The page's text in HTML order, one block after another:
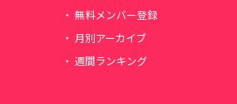
無料メンバー登録
月別アーカイブ
週間ランキング